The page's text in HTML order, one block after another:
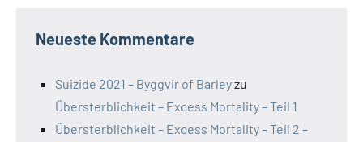
Neueste Kommentare
Suizide 2021 – Byggvir of Barleyzu
Übersterblichkeit – Excess Mortality – Teil 1
Übersterblichkeit – Excess Mortality – Teil 2 –